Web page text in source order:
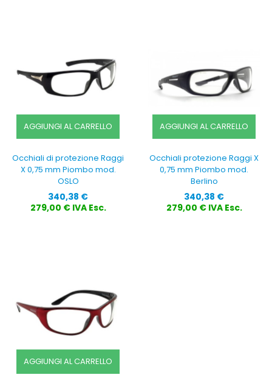
AGGIUNGI AL CARRELLO
Occhiali di protezione Raggi
X 0,75 mm Piombo mod.
OSLO
Prezzo
340,38 €
279,00 € IVA Esc.
AGGIUNGI AL CARRELLO
Occhiali protezione Raggi X
0,75 mm Piombo mod.
Berlino
Prezzo
340,38 €
279,00 € IVA Esc.
AGGIUNGI AL CARRELLO